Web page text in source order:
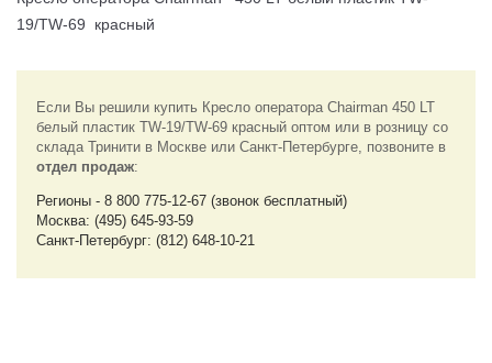
19/TW-69 красный
Если Вы решили купить Кресло оператора Chairman 450 LT
белый пластик TW-19/TW-69 красный оптом или в розницу со
склада Тринити в Москве или Санкт-Петербурге, позвоните в
отдел продаж:
Регионы - 8 800 775-12-67 (звонок бесплатный)
Москва: (495) 645-93-59
Санкт-Петербург: (812) 648-10-21